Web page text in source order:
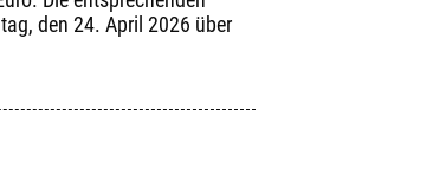
den 24. April 2026 über